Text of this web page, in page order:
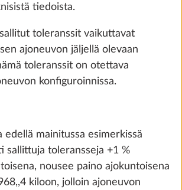
tuplalasitetut ja
tiedoista.
toleranssit vaikuttavat
ajoneuvon jäljellä olevaan
toleranssit on otettava
konfiguroinnissa.
edellä mainitussa esimerkissä
sallittuja toleransseja +1 %
nousee paino ajokuntoisena
kiloon, jolloin ajoneuvon